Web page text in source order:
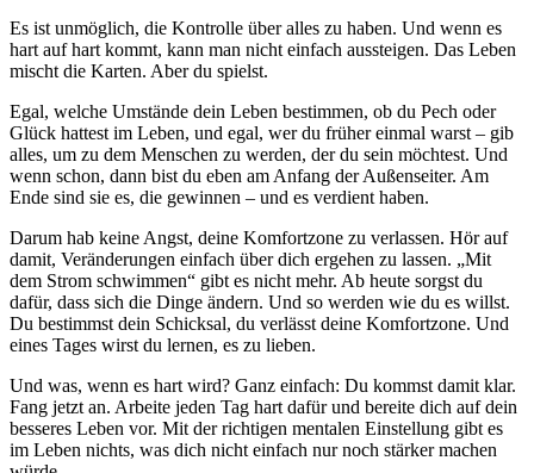
Es ist unmöglich, die Kontrolle über alles zu haben. Und wenn es
hart auf hart kommt, kann man nicht einfach aussteigen. Das Leben
mischt die Karten. Aber du spielst.
Egal, welche Umstände dein Leben bestimmen, ob du Pech oder
Glück hattest im Leben, und egal, wer du früher einmal warst – gib
alles, um zu dem Menschen zu werden, der du sein möchtest. Und
wenn schon, dann bist du eben am Anfang der Außenseiter. Am
Ende sind sie es, die gewinnen – und es verdient haben.
Darum hab keine Angst, deine Komfortzone zu verlassen. Hör auf
damit, Veränderungen einfach über dich ergehen zu lassen. „Mit
dem Strom schwimmen“ gibt es nicht mehr. Ab heute sorgst du
dafür, dass sich die Dinge ändern. Und so werden wie du es willst.
Du bestimmst dein Schicksal, du verlässt deine Komfortzone. Und
eines Tages wirst du lernen, es zu lieben.
Und was, wenn es hart wird? Ganz einfach: Du kommst damit klar.
Fang jetzt an. Arbeite jeden Tag hart dafür und bereite dich auf dein
besseres Leben vor. Mit der richtigen mentalen Einstellung gibt es
im Leben nichts, was dich nicht einfach nur noch stärker machen